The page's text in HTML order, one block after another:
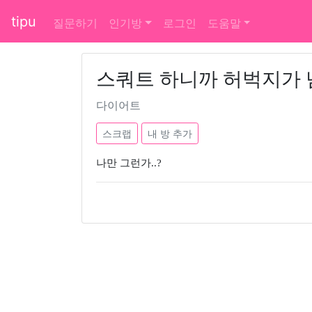
tipu 질문하기 인기방 로그인 도움말
스쿼트 하니까 허벅지가
다이어트
스크랩 내 방 추가
나만 그런가..?